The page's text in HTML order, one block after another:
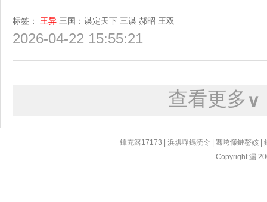
标签： 王异 三国：谋定天下 三谋 郝昭 王双
2026-04-22 15:55:21
查看更多 ∨
鍏充簬17173 |浜烘墠鎷涜仒 |骞垮憡鏈嶅姟 |
Copyright 漏